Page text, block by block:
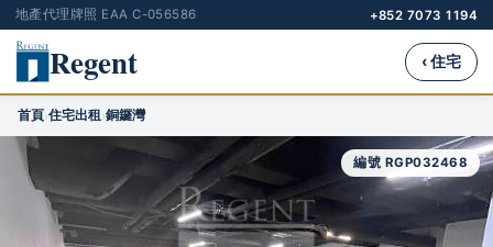
地產代理牌照 EAA C-056586 +852 7073 1194
Regent ‹ 住宅
首頁›住宅出租›銅鑼灣
編號 RGP032468